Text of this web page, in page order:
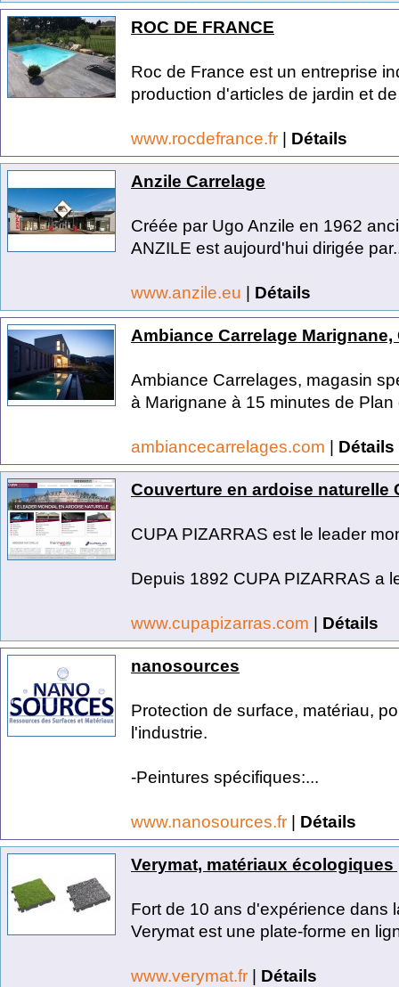
ROC DE FRANCE
Roc de France est un entreprise
production d'articles de jardin et
www.rocdefrance.fr | Détails
Anzile Carrelage
Créée par Ugo Anzile en 1962
ANZILE est aujourd'hui dirigée
www.anzile.eu | Détails
Ambiance Carrelage
Ambiance Carrelages, magasin
à Marignane à 15 minutes de Plan
ambiancecarrelages.com | Détails
Couverture en ardoise naturelle
CUPA PIZARRAS est le leader
Depuis 1892 CUPA PIZARRAS a
www.cupapizarras.com | Détails
nanosources
Protection de surface, matériau,
l'industrie.
-Peintures spécifiques:...
www.nanosources.fr | Détails
Verymat, matériaux
Fort de 10 ans d'expérience dans
Verymat est une plate-forme en
www.verymat.fr | Détails